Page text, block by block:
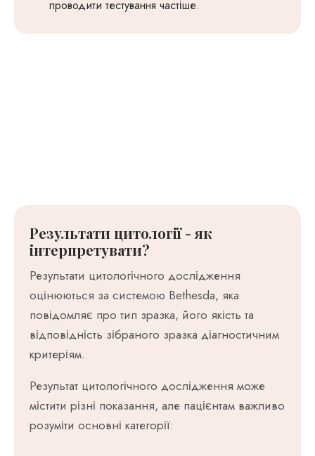
проводити тестування частіше.
Результати цитології - як
інтерпретувати?
Результати цитологічного дослідження
оцінюються за системою Bethesda, яка
повідомляє про тип зразка, його якість та
відповідність зібраного зразка діагностичним
критеріям.
Результат цитологічного дослідження може
містити різні показання, але пацієнтам важливо
розуміти основні категорії: